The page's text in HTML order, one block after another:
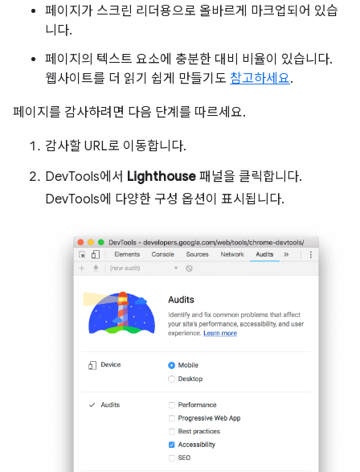
페이지가 스크린 리더용으로 올바르게 마크업되어 있습
니다.
페이지의 텍스트 요소에 충분한 대비 비율이 있습니다.
웹사이트를 더 읽기 쉽게 만들기도 참고하세요.
페이지를 감사하려면 다음 단계를 따르세요.
감사할 URL로 이동합니다.
DevTools에서 Lighthouse 패널을 클릭합니다.
DevTools에 다양한 구성 옵션이 표시됩니다.